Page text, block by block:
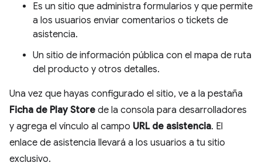
Es un sitio que administra formularios y que permite
a los usuarios enviar comentarios o tickets de
asistencia.
Un sitio de información pública con el mapa de ruta
del producto y otros detalles.
Una vez que hayas configurado el sitio, ve a la pestaña
Ficha de Play Store de la consola para desarrolladores
y agrega el vínculo al campo URL de asistencia. El
enlace de asistencia llevará a los usuarios a tu sitio
exclusivo.